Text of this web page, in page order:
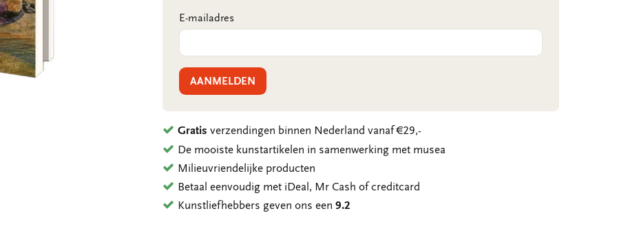
E-mailadres
AANMELDEN
Gratis verzendingen binnen Nederland vanaf €29,-
De mooiste kunstartikelen in samenwerking met musea
Milieuvriendelijke producten
Betaal eenvoudig met iDeal, Mr Cash of creditcard
Kunstliefhebbers geven ons een9.2